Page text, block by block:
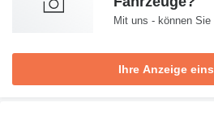
Mit uns - können Sie
Ihre Anzeige